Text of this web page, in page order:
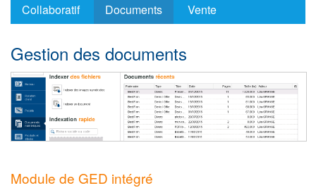
fonctionnalités
Collaboratif
Documents Vente
Gestion des documents
Module de GED intégré